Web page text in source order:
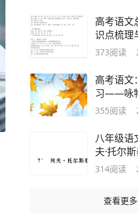
高考语文
识点梳理
373阅读
高考语文
习——咏
355阅读
八年级语
夫·托尔
314阅读
查看更多